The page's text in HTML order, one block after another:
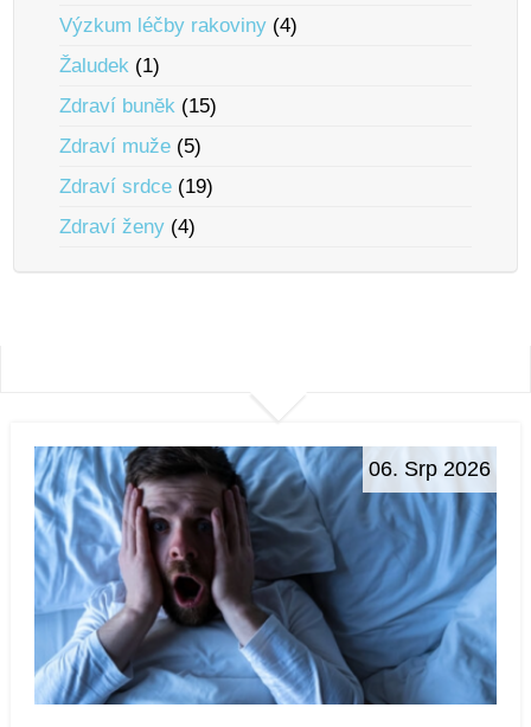
Výzkum léčby rakoviny (4)
Žaludek (1)
Zdraví bunĕk (15)
Zdraví muže (5)
Zdraví srdce (19)
Zdraví ženy (4)
06. Srp 2026